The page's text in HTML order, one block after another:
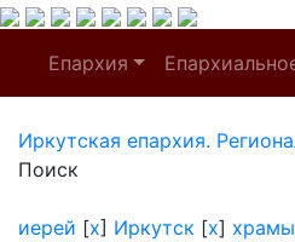
Епархия
Иркутская епархия.
Поиск
иерей [x] Иркутск [x]